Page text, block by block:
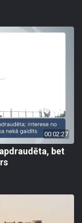
00:02:27
bet